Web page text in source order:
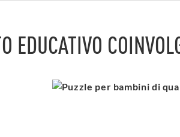
EDUCATIVO